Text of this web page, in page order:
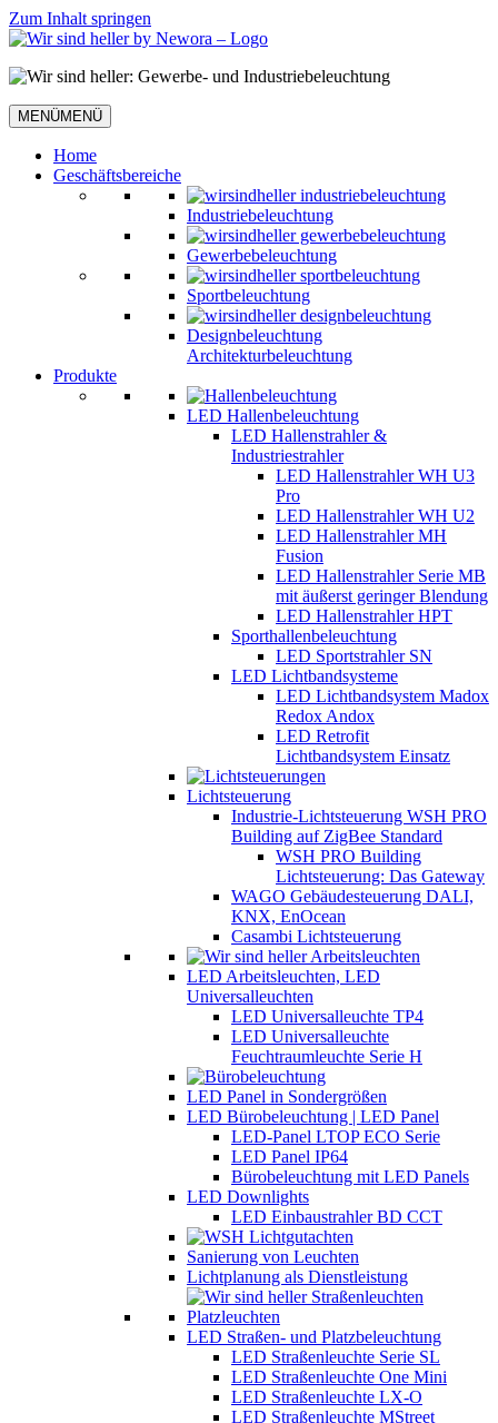
Zum Inhalt springen
MENÜMENÜ
Home
Geschäftsbereiche
Industriebeleuchtung
Gewerbebeleuchtung
Sportbeleuchtung
Designbeleuchtung
Architekturbeleuchtung
Produkte
LED Hallenbeleuchtung
LED Hallenstrahler &
Industriestrahler
LED Hallenstrahler WH U3
Pro
LED Hallenstrahler WH U2
LED Hallenstrahler MH
Fusion
LED Hallenstrahler Serie MB
mit äußerst geringer Blendung
LED Hallenstrahler HPT
Sporthallenbeleuchtung
LED Sportstrahler SN
LED Lichtbandsysteme
LED Lichtbandsystem Madox
Redox Andox
LED Retrofit
Lichtbandsystem Einsatz
Lichtsteuerung
Industrie-Lichtsteuerung WSH PRO
Building auf ZigBee Standard
WSH PRO Building
Lichtsteuerung: Das Gateway
WAGO Gebäudesteuerung DALI,
KNX, EnOcean
Casambi Lichtsteuerung
LED Arbeitsleuchten, LED
Universalleuchten
LED Universalleuchte TP4
LED Universalleuchte
Feuchtraumleuchte Serie H
LED Panel in Sondergrößen
LED Bürobeleuchtung | LED Panel
LED-Panel LTOP ECO Serie
LED Panel IP64
Bürobeleuchtung mit LED Panels
LED Downlights
LED Einbaustrahler BD CCT
Sanierung von Leuchten
Lichtplanung als Dienstleistung
LED Straßen- und Platzbeleuchtung
LED Straßenleuchte Serie SL
LED Straßenleuchte One Mini
LED Straßenleuchte LX-O
LED Straßenleuchte MStreet